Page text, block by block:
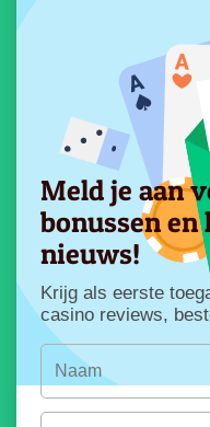
Meld je aan
bonussen
nieuws!
Krijg als eerste
casino reviews,